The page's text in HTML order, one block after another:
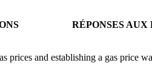
RÉPONSES AUX
prices and establishing a gas price